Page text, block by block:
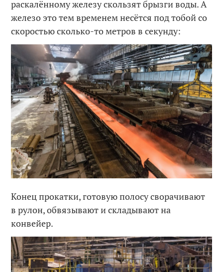
раскалённому железу скользят брызги воды. А
железо это тем временем несётся под тобой со
скоростью сколько-то метров в секунду:
Конец прокатки, готовую полосу сворачивают
в рулон, обвязывают и складывают на
конвейер.